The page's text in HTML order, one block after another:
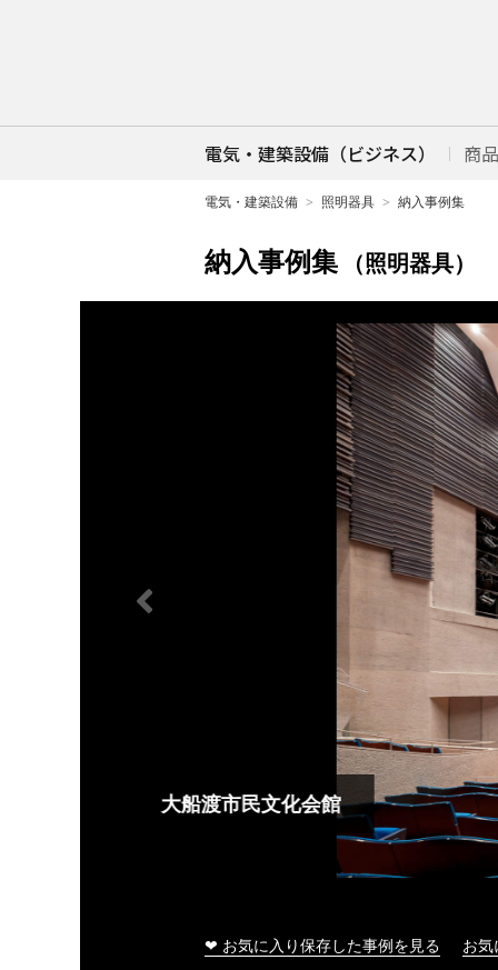
電気・建築設備（ビジネス） 商
電気・建築設備 照明器具 納入事例集
納入事例集 （照明器具）
大船渡市民文化会館
❤ お気に入り保存した事例を見る お